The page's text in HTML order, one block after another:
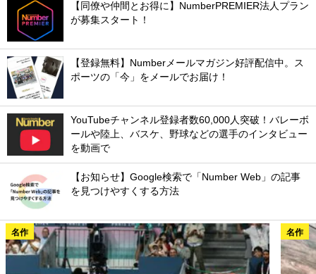
【同僚や仲間とお得に】NumberPREMIER法人プラン
が募集スタート！
【登録無料】Numberメールマガジン好評配信中。ス
ポーツの「今」をメールでお届け！
YouTubeチャンネル登録者数60,000人突破！バレーボ
ールや陸上、バスケ、野球などの選手のインタビュー
を動画で
【お知らせ】Google検索で「Number Web」の記事
を見つけやすくする方法
名作 名作